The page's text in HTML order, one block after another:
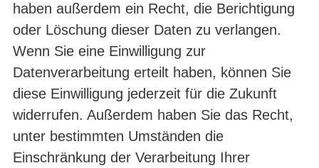
haben außerdem ein Recht, die Berichtigung
oder Löschung dieser Daten zu verlangen.
Wenn Sie eine Einwilligung zur
Datenverarbeitung erteilt haben, können Sie
diese Einwilligung jederzeit für die Zukunft
widerrufen. Außerdem haben Sie das Recht,
unter bestimmten Umständen die
Einschränkung der Verarbeitung Ihrer